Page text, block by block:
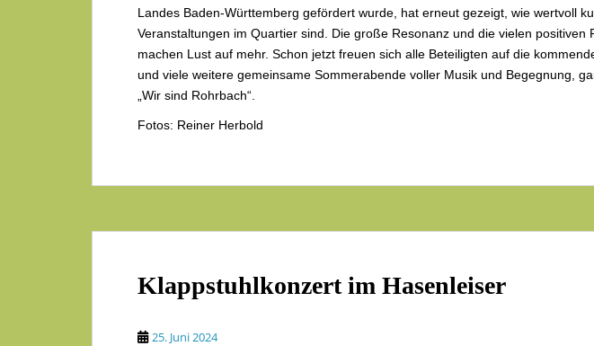
Landes Baden-Württemberg gefördert wurde, hat erneut gezeigt, wie wertvoll
Veranstaltungen im Quartier sind. Die große Resonanz und die vielen positiven
machen Lust auf mehr. Schon jetzt freuen sich alle Beteiligten auf die
und viele weitere gemeinsame Sommerabende voller Musik und Begegnung,
„Wir sind Rohrbach“.
Fotos: Reiner Herbold
Klappstuhlkonzert im Hasenleiser
25. Juni 2024